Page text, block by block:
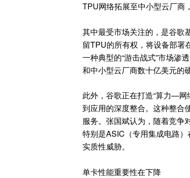
TPU网络拓展至中小型云厂商
其中最受市场关注的，是谷歌
留TPU的所有权，将设备部署
一种典型的“游击战式”市场渗
和中小型云厂商数十亿美元的
此外，谷歌正在打造“算力—
到应用的深度整合。这种整合
服务。张国斌认为，随着竞争
特别是ASIC（专用集成电路
实质性威胁。
单卡性能重要性在下降